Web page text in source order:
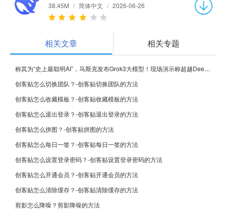
38.45M / 简体中文 / 2026-06-26
相关文章 相关专题
称其为“史上最聪明AI”，马斯克发布Grok3大模型！现场演示称超越DeepSeek V3、GPT-4o称其为“史上最聪明AI”，马斯克发布Grok3大模型！现场演示称超越DeepSeek V3、GPT-4o
创客贴怎么切换团队？-创客贴切换团队的方法
创客贴怎么收藏模板？-创客贴收藏模板的方法
创客贴怎么退出登录？-创客贴退出登录的方法
创客贴怎么拼图？-创客贴拼图的方法
创客贴怎么每日一签？-创客贴每日一签的方法
创客贴怎么设置登录密码？-创客贴设置登录密码的方法
创客贴怎么开通会员？-创客贴开通会员的方法
创客贴怎么清除缓存？-创客贴清除缓存的方法
剪影怎么降噪？剪影降噪的方法